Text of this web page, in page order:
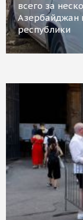
всего за
Азербайджан
республики